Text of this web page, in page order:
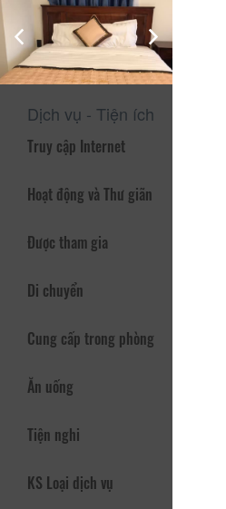
đến các địa điểm tham quan vui
10phút đi xe máy.
Hãy đến đây cùng với chúng tôi
Dịch vụ - Tiện ích
Truy cập Internet
Hoạt động và Thư giãn
Được tham gia
Di chuyển
Cung cấp trong phòng
Ăn uống
Tiện nghi
KS Loại dịch vụ